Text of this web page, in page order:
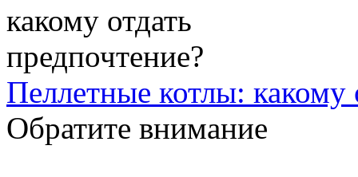
Пеллетные котлы: какому
Обратите внимание